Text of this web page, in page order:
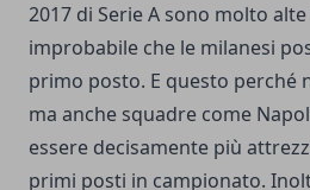
2017 di Serie A sono molto
improbabile che le milanesi
primo posto. E questo perché
ma anche squadre come
essere decisamente più
primi posti in campionato.